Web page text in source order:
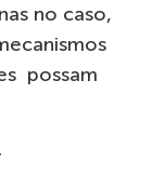
no caso,
possam